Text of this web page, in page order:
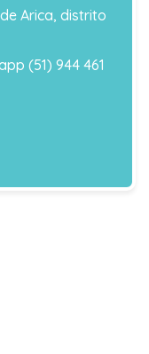
Arica, distrito
(51) 944 461